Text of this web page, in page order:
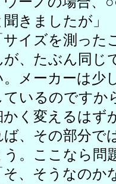
聞きましたが」
サイズを測っ
が、たぶん同じ
。メーカーは少
ているのですか
かく変えるはず
ば、その部分で
う。ここなら問
そ、そうなのか